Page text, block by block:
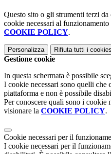
Questo sito o gli strumenti terzi
cookie necessari al
COOKIE POLICY.
Personalizza Rifiuta tutti i cookies
Gestione cookie
In questa schermata è possibile
I cookie necessari sono quelli
piattaforma e non è possibile
Per conoscere quali sono i cookie
visionare la COOKIE POLICY.
Cookie necessari per il
I cookie necessari per il